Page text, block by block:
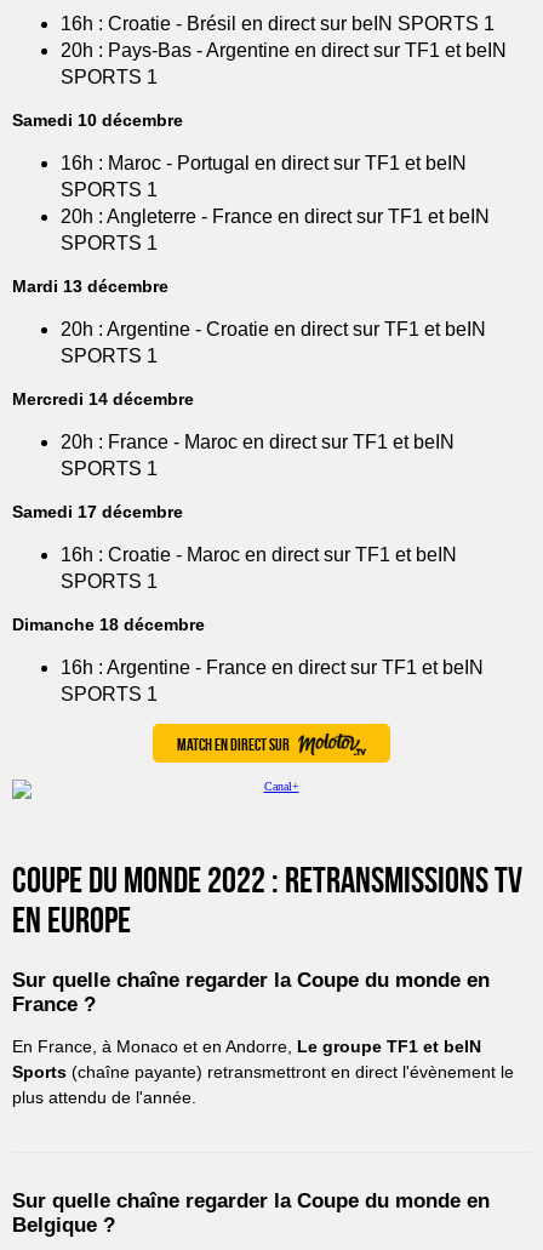
16h : Croatie - Brésil en direct sur beIN SPORTS 1
20h : Pays-Bas - Argentine en direct sur TF1 et beIN
SPORTS 1
Samedi 10 décembre
16h : Maroc - Portugal en direct sur TF1 et beIN
SPORTS 1
20h : Angleterre - France en direct sur TF1 et beIN
SPORTS 1
Mardi 13 décembre
20h : Argentine - Croatie en direct sur TF1 et beIN
SPORTS 1
Mercredi 14 décembre
20h : France - Maroc en direct sur TF1 et beIN
SPORTS 1
Samedi 17 décembre
16h : Croatie - Maroc en direct sur TF1 et beIN
SPORTS 1
Dimanche 18 décembre
16h : Argentine - France en direct sur TF1 et beIN
SPORTS 1
Match en direct sur
Coupe du monde 2022 : Retransmissions TV
en Europe
Sur quelle chaîne regarder la Coupe du monde en
France ?
En France, à Monaco et en Andorre, Le groupe TF1 et beIN
Sports (chaîne payante) retransmettront en direct l'évènement le
plus attendu de l'année.
Sur quelle chaîne regarder la Coupe du monde en
Belgique ?